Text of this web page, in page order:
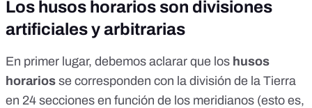
Los husos horarios son divisiones
artificiales y arbitrarias
En primer lugar, debemos aclarar que los husos
horarios se corresponden con la división de la Tierra
en 24 secciones en función de los meridianos (esto es,